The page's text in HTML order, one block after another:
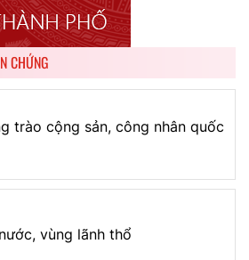
CHỨNG
trào cộng sản, công nhân quốc
vùng lãnh thổ